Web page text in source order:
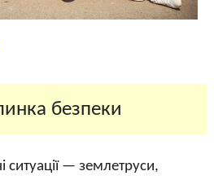
безпеки
ситуації — землетруси,